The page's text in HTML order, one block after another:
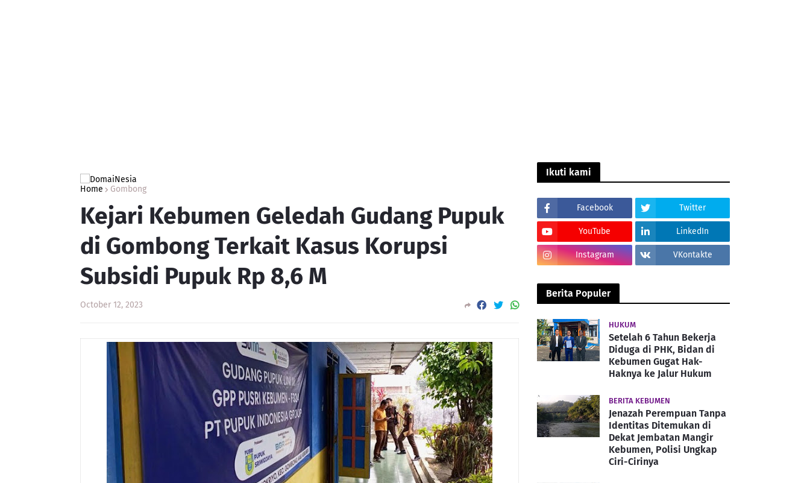
Home Gombong
Kejari Kebumen Geledah Gudang Pupuk
di Gombong Terkait Kasus Korupsi
Subsidi Pupuk Rp 8,6 M
October 12, 2023
Ikuti kami
Facebook Twitter
YouTube LinkedIn
Instagram VKontakte
Berita Populer
HUKUM
Setelah 6 Tahun Bekerja
Diduga di PHK, Bidan di
Kebumen Gugat Hak-
Haknya ke Jalur Hukum
BERITA KEBUMEN
Jenazah Perempuan Tanpa
Identitas Ditemukan di
Dekat Jembatan Mangir
Kebumen, Polisi Ungkap
Ciri-Cirinya